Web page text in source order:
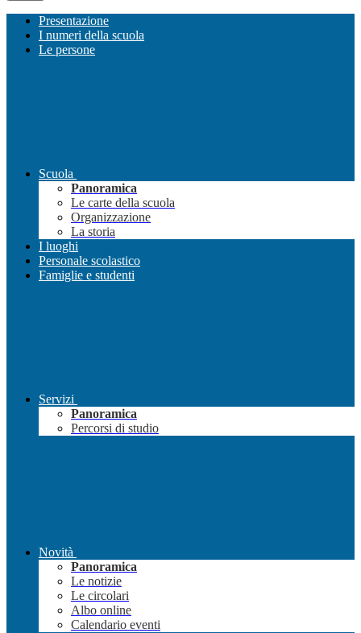
Presentazione
I numeri della scuola
Le persone
Scuola
Panoramica
Le carte della scuola
Organizzazione
La storia
I luoghi
Personale scolastico
Famiglie e studenti
Servizi
Panoramica
Percorsi di studio
Novità
Panoramica
Le notizie
Le circolari
Albo online
Calendario eventi